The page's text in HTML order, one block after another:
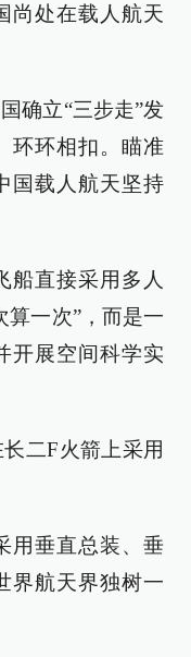
尚处在载人航天
确立“三步走”发
环环相扣。瞄准
国载人航天坚持
直接采用多人
算一次”，而是一
开展空间科学实
二F火箭上采用
垂直总装、垂
界航天界独树一